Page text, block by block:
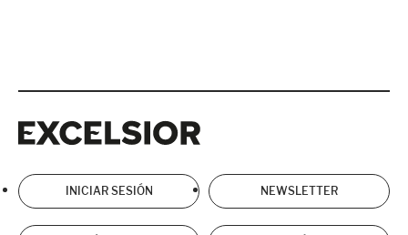
INICIAR SESIÓN NEWSLETTER